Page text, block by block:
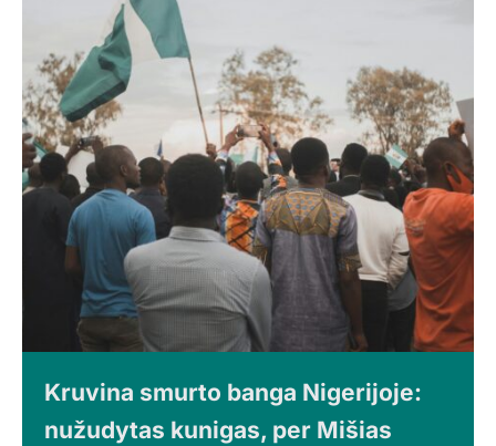
Kruvina smurto banga Nigerijoje:
nužudytas kunigas, per Mišias